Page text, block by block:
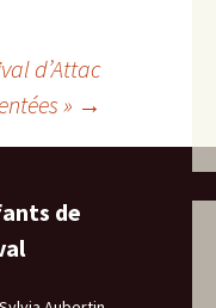
d’Attac
» →
de